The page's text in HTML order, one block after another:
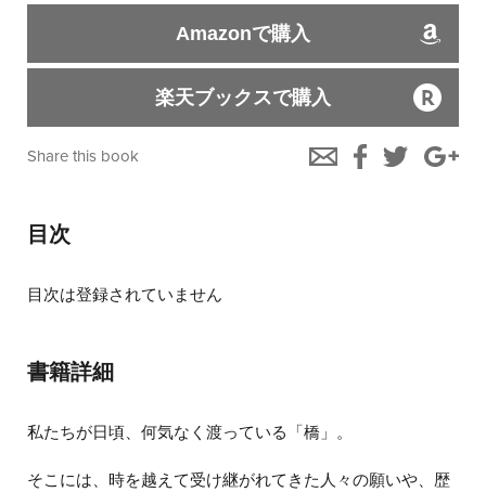
Amazonで購入
楽天ブックスで購入
Share this book
目次
目次は登録されていません
書籍詳細
私たちが日頃、何気なく渡っている「橋」。
そこには、時を越えて受け継がれてきた人々の願いや、歴